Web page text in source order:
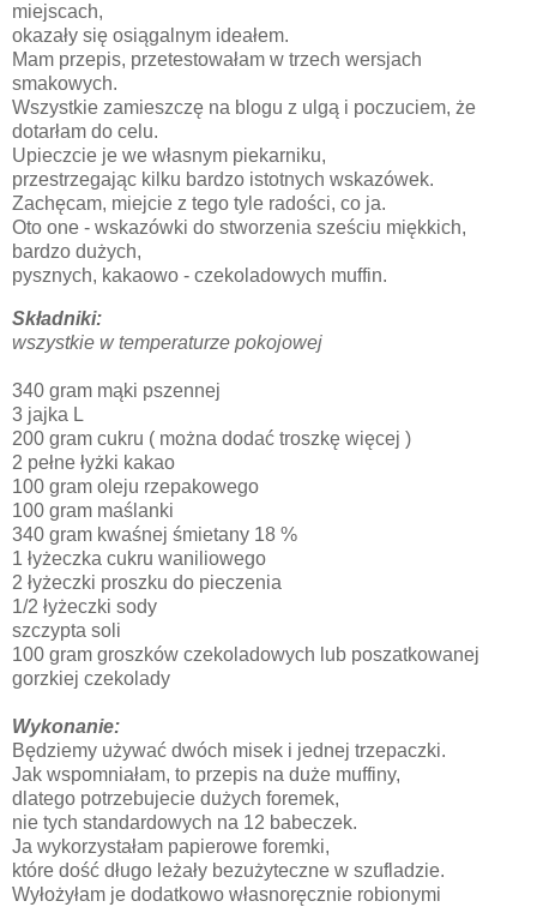
miejscach,
okazały się osiągalnym ideałem.
Mam przepis, przetestowałam w trzech wersjach
smakowych.
Wszystkie zamieszczę na blogu z ulgą i poczuciem, że
dotarłam do celu.
Upieczcie je we własnym piekarniku,
przestrzegając kilku bardzo istotnych wskazówek.
Zachęcam, miejcie z tego tyle radości, co ja.
Oto one - wskazówki do stworzenia sześciu miękkich,
bardzo dużych,
pysznych, kakaowo - czekoladowych muffin.
Składniki:
wszystkie w temperaturze pokojowej
340 gram mąki pszennej
3 jajka L
200 gram cukru ( można dodać troszkę więcej )
2 pełne łyżki kakao
100 gram oleju rzepakowego
100 gram maślanki
340 gram kwaśnej śmietany 18 %
1 łyżeczka cukru waniliowego
2 łyżeczki proszku do pieczenia
1/2 łyżeczki sody
szczypta soli
100 gram groszków czekoladowych lub poszatkowanej
gorzkiej czekolady
Wykonanie:
Będziemy używać dwóch misek i jednej trzepaczki.
Jak wspomniałam, to przepis na duże muffiny,
dlatego potrzebujecie dużych foremek,
nie tych standardowych na 12 babeczek.
Ja wykorzystałam papierowe foremki,
które dość długo leżały bezużyteczne w szufladzie.
Wyłożyłam je dodatkowo własnoręcznie robionymi